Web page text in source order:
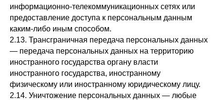
информационно-телекоммуникационных сетях или
предоставление доступа к персональным данным
каким-либо иным способом.
2.13. Трансграничная передача персональных данных
— передача персональных данных на территорию
иностранного государства органу власти
иностранного государства, иностранному
физическому или иностранному юридическому лицу.
2.14. Уничтожение персональных данных — любые